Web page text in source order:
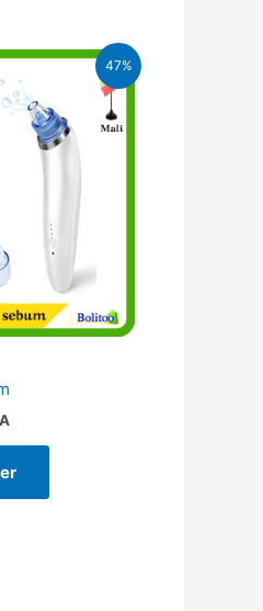
47%
Le
actuel
est :
11.500 CFA.